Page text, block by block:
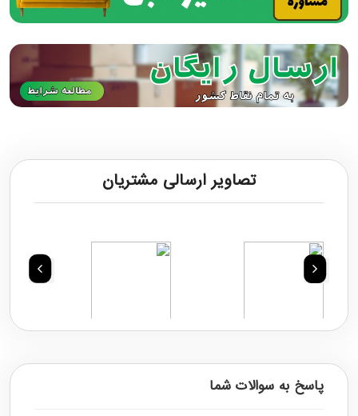
تصاویر ارسالی مشتریان
پاسخ به سوالات شما